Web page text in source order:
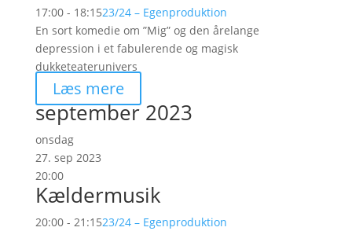
17:00 - 18:1523/24 – Egenproduktion
En sort komedie om ”Mig” og den årelange
depression i et fabulerende og magisk
dukketeaterunivers
Læs mere
september 2023
onsdag
27. sep 2023
20:00
Kældermusik
20:00 - 21:1523/24 – Egenproduktion